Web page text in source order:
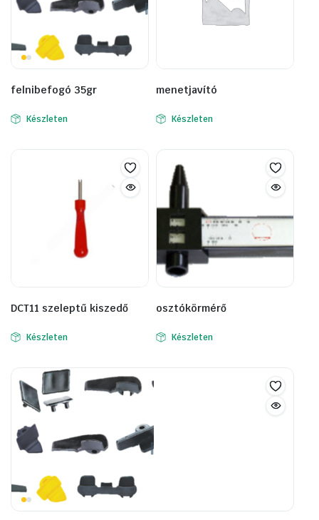
felnibefogó 35gr
Készleten
menetjavító
Készleten
DCT11 szeleptű kiszedő
Készleten
osztókörmérő
Készleten